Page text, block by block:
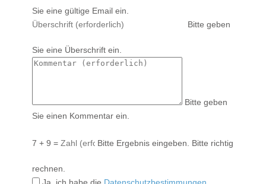
Sie eine gültige Email ein.
Bitte geben
Sie eine Überschrift ein.
Bitte geben
Sie einen Kommentar ein.
7 + 9 = Bitte Ergebnis eingeben. Bitte richtig
rechnen.